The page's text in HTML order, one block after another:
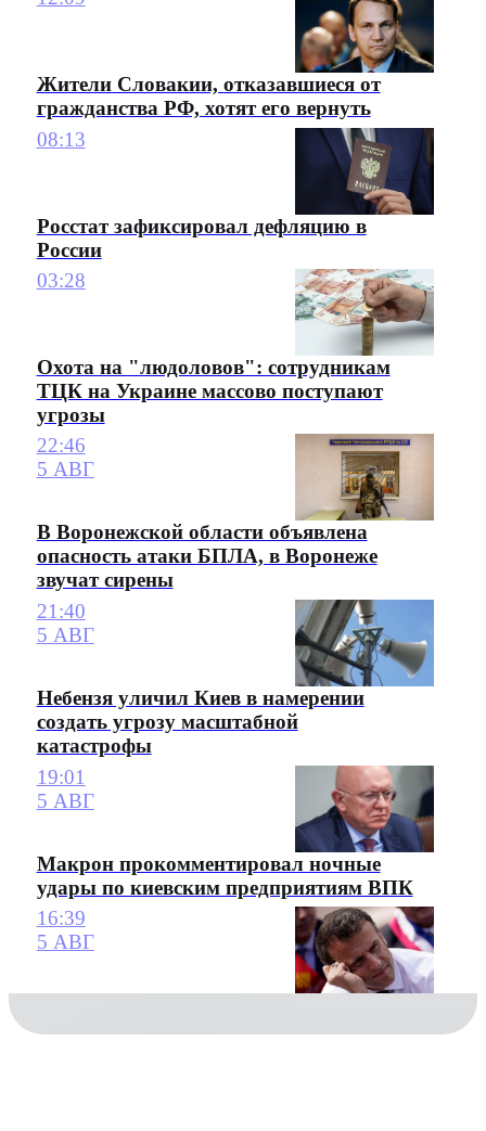
Жители Словакии, отказавшиеся от
гражданства РФ, хотят его вернуть
08:13
Росстат зафиксировал дефляцию в
России
03:28
Охота на "людоловов": сотрудникам
ТЦК на Украине массово поступают
угрозы
22:46
5 АВГ
В Воронежской области объявлена
опасность атаки БПЛА, в Воронеже
звучат сирены
21:40
5 АВГ
Небензя уличил Киев в намерении
создать угрозу масштабной
катастрофы
19:01
5 АВГ
Макрон прокомментировал ночные
удары по киевским предприятиям ВПК
16:39
5 АВГ